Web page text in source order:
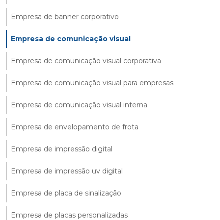
Empresa de banner corporativo
Empresa de comunicação visual
Empresa de comunicação visual corporativa
Empresa de comunicação visual para empresas
Empresa de comunicação visual interna
Empresa de envelopamento de frota
Empresa de impressão digital
Empresa de impressão uv digital
Empresa de placa de sinalização
Empresa de placas personalizadas